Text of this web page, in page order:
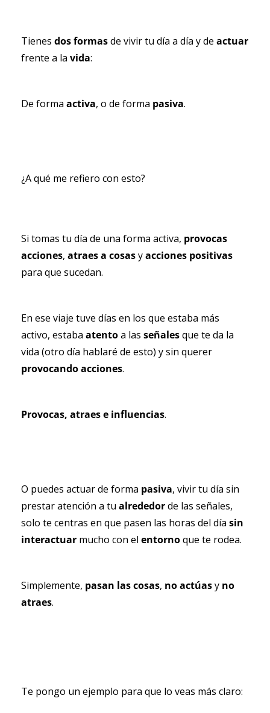
Tienes dos formas de vivir tu día a día y de
frente a la vida:
De forma activa, o de forma pasiva.
¿A qué me refiero con esto?
Si tomas tu día de una forma activa, provocas
acciones, atraes a cosas y acciones positivas
para que sucedan.
En ese viaje tuve días en los que estaba más
activo, estaba atento a las señales que te da la
provocando acciones.
Provocas, atraes e influencias.
O puedes actuar de forma pasiva, vivir tu día sin
prestar atención a tu alrededor de las señales,
solo te centras en que pasen las horas del día sin
interactuar mucho con el entorno que te rodea.
Simplemente, pasan las cosas, no actúas y no
atraes.
Te pongo un ejemplo para que lo veas más claro: